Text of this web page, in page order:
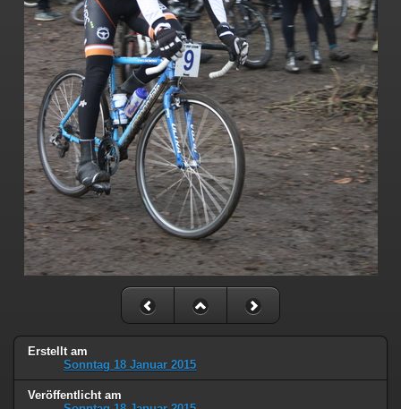
Erstellt am
Sonntag 18 Januar 2015
Veröffentlicht am